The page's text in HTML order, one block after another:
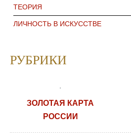
ТЕОРИЯ
ЛИЧНОСТЬ В ИСКУССТВЕ
РУБРИКИ
ЗОЛОТАЯ КАРТА
РОССИИ